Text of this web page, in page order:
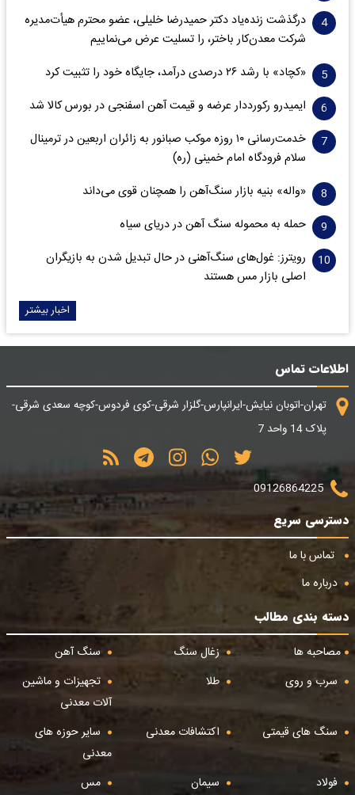
درگذشت زنده‌یاد دکتر حمیدرضا خلیلی، عضو محترم هیأت‌مدیره
شرکت معدن‌کار باختر، را تسلیت عرض می‌نماییم
«کچاد» با رشد ۲۶ درصدی درآمد، جایگاه خود را تثبیت کرد
ایمیدرو رکورددار عرضه و قیمت آهن اسفنجی در بورس کالا شد
خدمت‌رسانی ۱۰ روزه موکب صبانور به زائران اربعین در ترمینال
سلام فرودگاه امام خمینی (ره)
«واله» بنیه بازار سنگ‌آهن را همچنان قوی می‌داند
حمله به محموله سنگ آهن در دریای سیاه
رویترز: غول‌های سنگ‌آهنی‌ در حال تبدیل شدن به بازیگران
اصلی بازار مس هستند
اخبار بیشتر
اطلاعات تماس
تهران-اتوبان نیایش-ایرانپارس-گلزار شرقی-کوی فردوس-کوچه سعدی شرقی-
پلاک 14 واحد 7
09126864225
دسترسی سریع
تماس با ما
درباره ما
دسته بندی مطالب
مصاحبه ها
زغال سنگ
سنگ آهن
سرب و روی
طلا
تجهیزات و ماشین
آلات معدنی
سنگ های قیمتی
اکتشافات معدنی
سایر حوزه های
معدنی
فولاد
سیمان مس